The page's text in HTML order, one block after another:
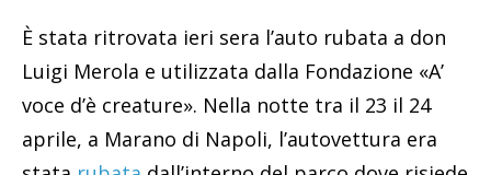
È stata ritrovata ieri sera l’auto rubata a don
Luigi Merola e utilizzata dalla Fondazione «A’
voce d’è creature». Nella notte tra il 23 il 24
aprile, a Marano di Napoli, l’autovettura era